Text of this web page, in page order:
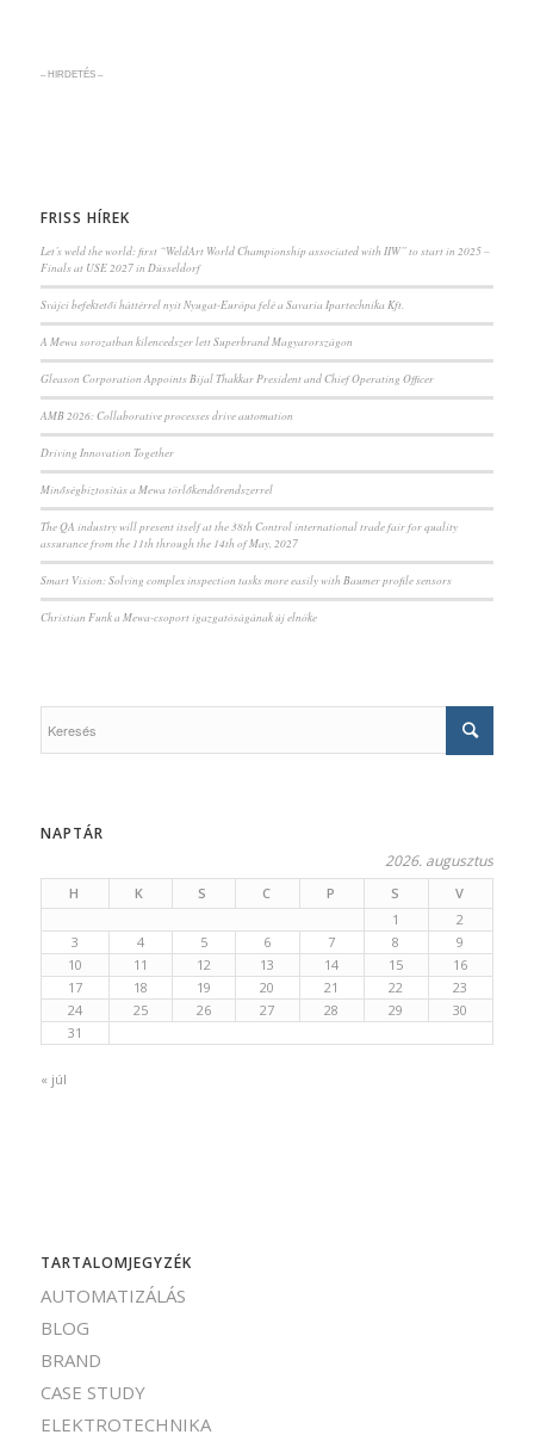
– HIRDETÉS –
FRISS HÍREK
Let’s weld the world: first “WeldArt World Championship associated with IIW” to start in 2025 –
Finals at USE 2027 in Düsseldorf
Svájci befektetői háttérrel nyit Nyugat-Európa felé a Savaria Ipartechnika Kft.
A Mewa sorozatban kilencedszer lett Superbrand Magyarországon
Gleason Corporation Appoints Bijal Thakkar President and Chief Operating Officer
AMB 2026: Collaborative processes drive automation
Driving Innovation Together
Minőségbiztosítás a Mewa törlőkendőrendszerrel
The QA industry will present itself at the 38th Control international trade fair for quality
assurance from the 11th through the 14th of May, 2027
Smart Vision: Solving complex inspection tasks more easily with Baumer profile sensors
Christian Funk a Mewa-csoport igazgatóságának új elnöke
NAPTÁR
2026. augusztus
H K S C P S
V
1
2
3
4 5 6 7 8
9
10
11 12 13 14 15
16
17
18 19 20 21 22
23
24
25 26 27 28 29
30
31
« júl
TARTALOMJEGYZÉK
AUTOMATIZÁLÁS
BLOG
BRAND
CASE STUDY
ELEKTROTECHNIKA